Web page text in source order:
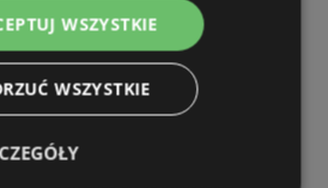
Międzyzdroje
WSZYSTKIE
WSZYSTKIE